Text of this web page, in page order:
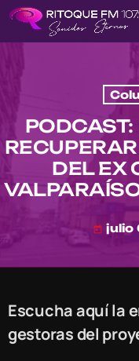
DEL EX
today julio
Escucha aquí la
gestoras del